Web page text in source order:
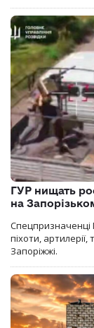
ГУР нищать
на
Спецпризначенці
піхоти, артилерії,
Запоріжжі.